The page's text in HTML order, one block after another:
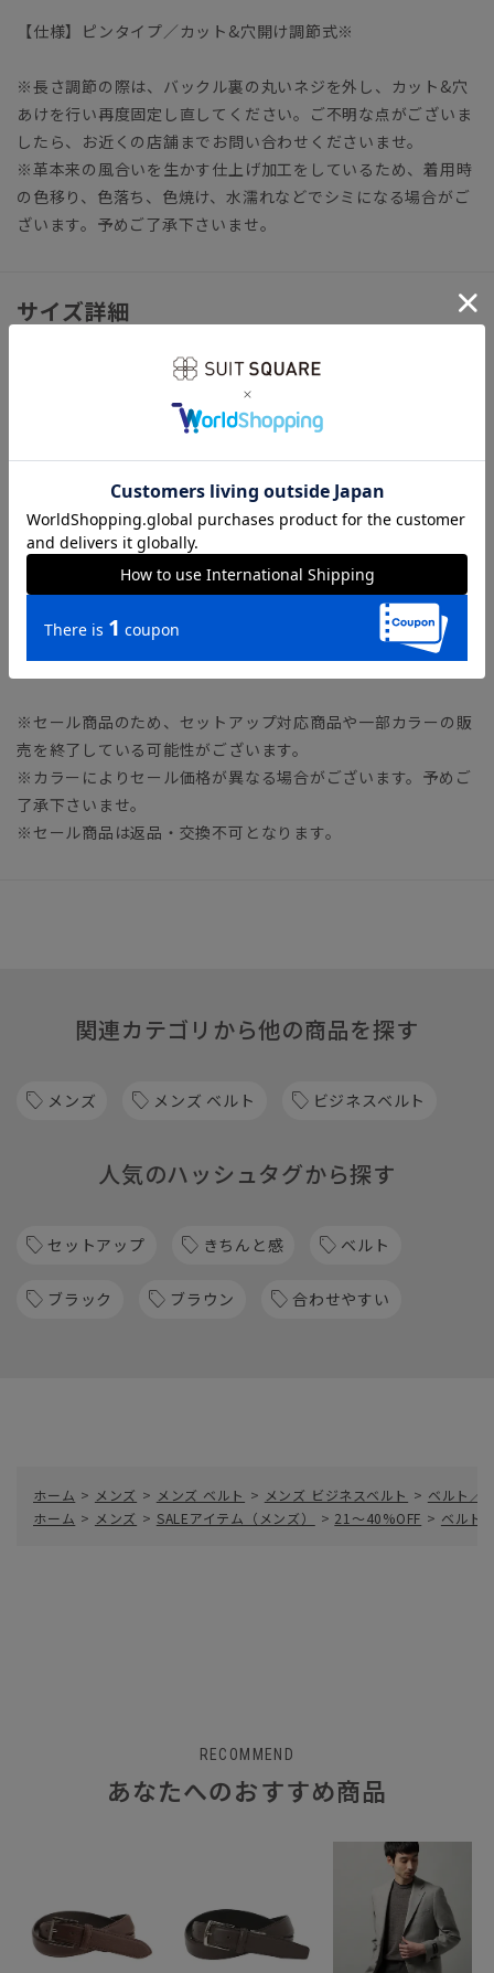
【仕様】ピンタイプ／カット&穴開け調節式※
※長さ調節の際は、バックル裏の丸いネジを外し、カット&穴
あけを行い再度固定し直してください。ご不明な点がございま
したら、お近くの店舗までお問い合わせくださいませ。
※革本来の風合いを生かす仕上げ加工をしているため、着用時
の色移り、色落ち、色焼け、水濡れなどでシミになる場合がご
ざいます。予めご了承下さいませ。
サイズ詳細
全長111.0cm 幅3.0cm
ウエスト最小91.0cm～最大101.0cm（カット調節式）
※同サイズまたは同一商品でも、生産の過程で個体差や着用感
の違いが生じる場合がございます。
※カラー名は管理用の表記となります。実際の商品の色味は商
品画像をご確認ください。
※商品画像はできる限り実際の色に近づけて掲載しております
が、パソコン環境により色味に誤差が生じる場合がございま
す。予めご了承下さいませ。
※セール商品のため、セットアップ対応商品や一部カラーの販
売を終了している可能性がございます。
※カラーによりセール価格が異なる場合がございます。予めご
了承下さいませ。
※セール商品は返品・交換不可となります。
関連カテゴリから他の商品を探す
メンズ メンズ ベルト ビジネスベルト
人気のハッシュタグから探す
セットアップ きちんと感 ベルト
ブラック ブラウン 合わせやすい
ホーム > メンズ > メンズ ベルト > メンズ ビジネスベルト > ベルト／
ホーム > メンズ > SALEアイテム（メンズ） > 21～40%OFF > ベルト
RECOMMEND
あなたへのおすすめ商品